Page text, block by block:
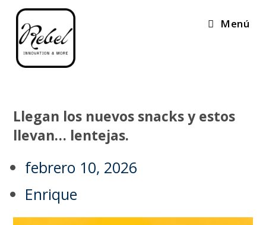
Menú
Llegan los nuevos snacks y estos
llevan… lentejas.
febrero 10, 2026
Enrique